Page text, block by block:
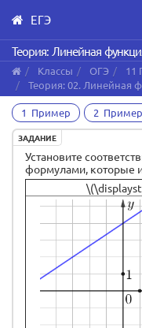
Skip
to
main
content
ЕГЭ
Теория: Линейная
Классы ОГЭ
11
Теория: 02. Линейная
1 Пример 2 Пример
ЗАДАНИЕ
Установите
формулами, которые